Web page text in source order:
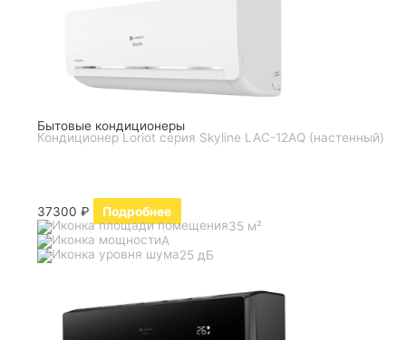
Бытовые кондиционеры
Кондиционер Loriot серия Skyline LAC-12AQ (настенный)
37300₽
Подробнее
35 м²
A
25 дБ